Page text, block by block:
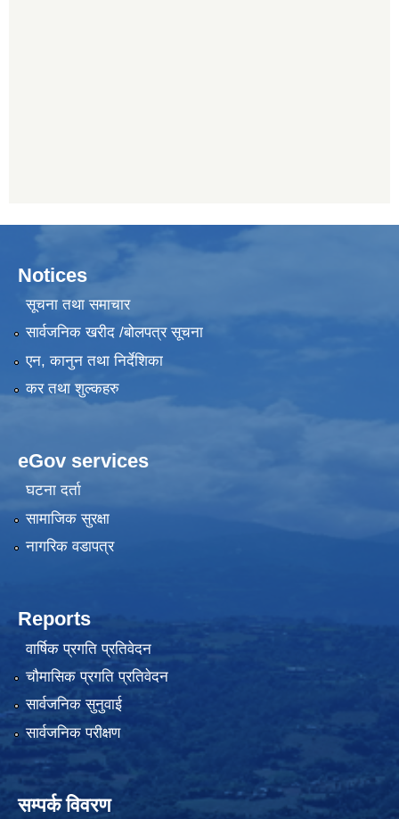
Notices
सूचना तथा समाचार
सार्वजनिक खरीद /बोलपत्र सूचना
एन, कानुन तथा निर्देशिका
कर तथा शुल्कहरु
eGov services
घटना दर्ता
सामाजिक सुरक्षा
नागरिक वडापत्र
Reports
वार्षिक प्रगति प्रतिवेदन
चौमासिक प्रगति प्रतिवेदन
सार्वजनिक सुनुवाई
सार्वजनिक परीक्षण
सम्पर्क विवरण